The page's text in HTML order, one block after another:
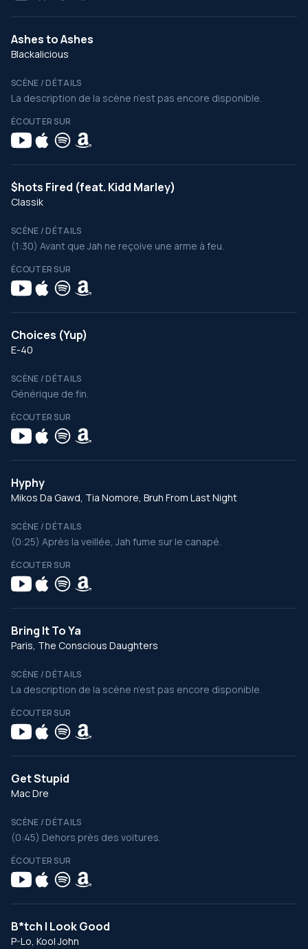
Ashes to Ashes
Blackalicious
SCÈNE / DÉTAILS
La description de la scène n’est pas encore disponible.
ÉCOUTER SUR
$hots Fired (feat. Kidd Marley)
Classik
SCÈNE / DÉTAILS
(1:30) Avant que Jah ne reçoive une arme à feu.
ÉCOUTER SUR
Choices (Yup)
E-40
SCÈNE / DÉTAILS
Générique de fin.
ÉCOUTER SUR
Hyphy
Mikos Da Gawd, Tia Nomore, Bruh From Last Night
SCÈNE / DÉTAILS
(0:25) Après la veillée, Jah fume sur le canapé.
ÉCOUTER SUR
Bring It To Ya
Paris, The Conscious Daughters
SCÈNE / DÉTAILS
La description de la scène n’est pas encore disponible.
ÉCOUTER SUR
Get Stupid
Mac Dre
SCÈNE / DÉTAILS
(0:45) Dehors près des voitures.
ÉCOUTER SUR
B*tch I Look Good
P-Lo, Kool John